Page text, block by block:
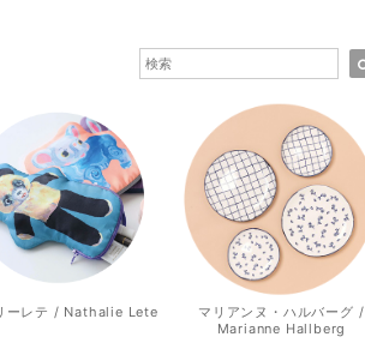
ーレテ / Nathalie Lete
マリアンヌ・ハルバーグ /
Marianne Hallberg